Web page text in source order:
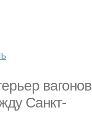
вагонов
Санкт-